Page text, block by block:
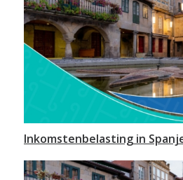
Inkomstenbelasting in